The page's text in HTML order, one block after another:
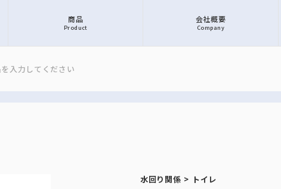
商品
Product
会社概要
Company
水回り関係 > トイレ